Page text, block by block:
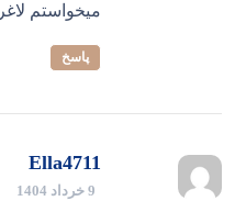
میخواستم
پاسخ
Ella4711
9 خرداد 1404